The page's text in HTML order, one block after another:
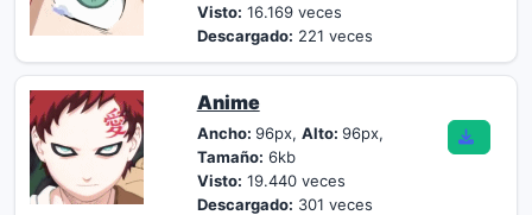
Visto: 16.169 veces
Descargado: 221 veces
Anime
Ancho: 96px, Alto: 96px,
Tamaño: 6kb
Visto: 19.440 veces
Descargado: 301 veces